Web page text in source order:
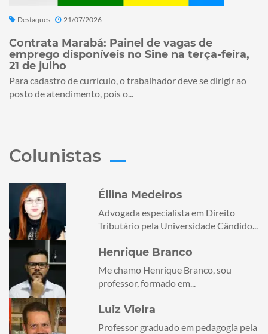
Destaques 21/07/2026
Contrata Marabá: Painel de vagas de
emprego disponíveis no Sine na terça-feira,
21 de julho
Para cadastro de currículo, o trabalhador deve se dirigir ao
posto de atendimento, pois o...
Colunistas
Éllina Medeiros
Advogada especialista em Direito
Tributário pela Universidade Cândido...
Henrique Branco
Me chamo Henrique Branco, sou
professor, formado em...
Luiz Vieira
Professor graduado em pedagogia pela